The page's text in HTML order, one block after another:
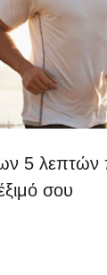
5 λεπτών
σου